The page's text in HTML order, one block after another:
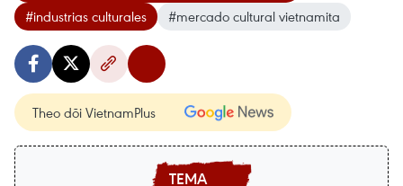
#industrias culturales
#mercado cultural vietnamita
Theo dõi VietnamPlus